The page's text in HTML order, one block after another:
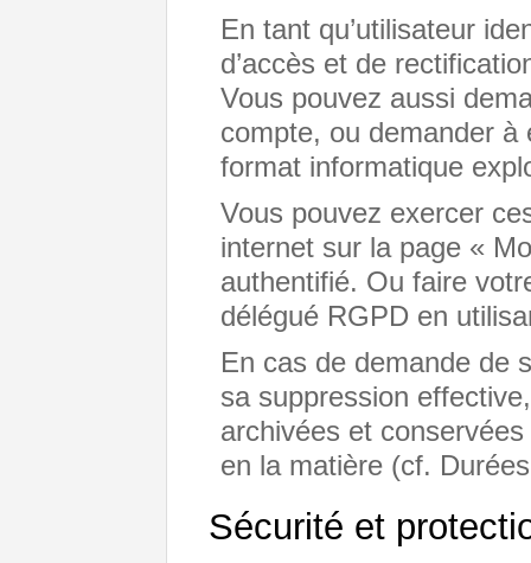
En tant qu’utilisateur
d’accès et de
Vous pouvez aussi
compte, ou demander à
format informatique
Vous pouvez exercer
internet sur la page «
authentifié. Ou faire
délégué RGPD en
En cas de demande de
sa suppression
archivées et
en la matière (cf.
Sécurité et